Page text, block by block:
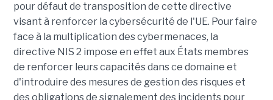
pour défaut de transposition de cette directive
visant à renforcer la cybersécurité de l'UE. Pour faire
face à la multiplication des cybermenaces, la
directive NIS 2 impose en effet aux États membres
de renforcer leurs capacités dans ce domaine et
d'introduire des mesures de gestion des risques et
des obligations de signalement des incidents pour